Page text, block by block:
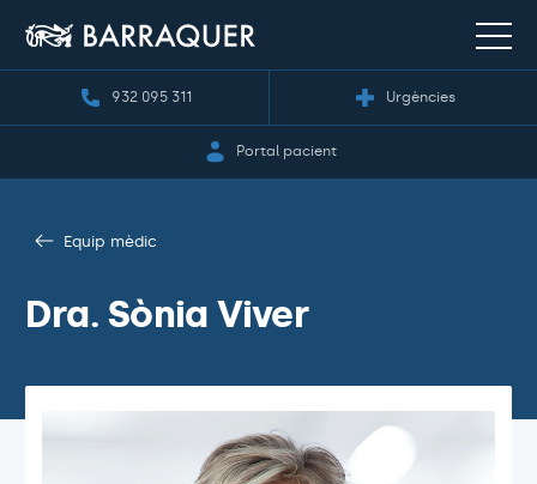
932 095 311 Urgències
Portal pacient
Equip mèdic
Dra. Sònia Viver